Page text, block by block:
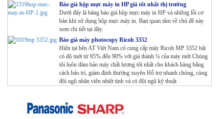
Báo giá hộp mực máy in HP giá tốt nhất thị trường
Dưới đây là bảng báo giá hộp mực máy in HP và những lỗi cơ
bản khi sử dụng hộp mực máy in. Bạn quan tâm về chủ đề này
xem chi tiết tại đây.
Báo giá máy photocopy Ricoh 3352
Hiện tại bên AT Việt Nam có cung cấp máy Ricoh MP 3352 bãi
có độ mới từ 85% đến 90% với giá thành ¼ của máy mới Chúng
tôi luôn đảm bảo máy chất lượng tốt nhất cho khách hàng bằng
cách bảo trì, giám định thường xuyên Hỗ trợ nhanh chóng, cùng
đội ngũ nhân viên nhiệt tình và có đội ngũ kỹ thuật